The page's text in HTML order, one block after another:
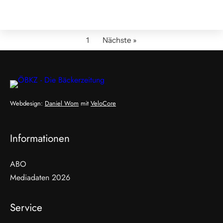
1 Nächste »
Webdesign: Daniel Wom mit VeloCore
Informationen
ABO
Mediadaten 2026
Service